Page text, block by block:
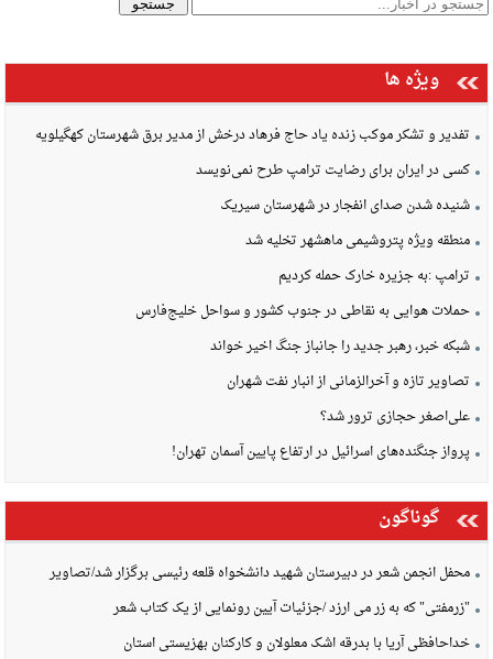
ویژه ها
تفدیر و تشکر موکب زنده یاد حاج فرهاد درخش از مدیر برق شهرستان کهگیلویه
کسی در ایران برای رضایت ترامپ طرح نمی‌نویسد
شنیده شدن صدای انفجار در شهرستان سیریک
منطقه ویژه پتروشیمی ماهشهر تخلیه شد
ترامپ :به جزیره خارک حمله کردیم
حملات هوایی به نقاطی در جنوب کشور و سواحل خلیج‌فارس
شبکه خبر، رهبر جدید را جانباز جنگ اخیر خواند
تصاویر تازه و آخرالزمانی از انبار نفت شهران
علی‌اصغر حجازی ترور شد؟
پرواز جنگنده‌های اسرائیل در ارتفاع پایین آسمان تهران!
گوناگون
محفل انجمن شعر در دبیرستان شهید دانشخواه قلعه رئیسی برگزار شد/تصاویر
"زرمفتی" که به زر می ارزد /جزئیات آیین رونمایی از یک کتاب شعر
خداحافظی آریا با بدرقه اشک معلولان و کارکنان بهزیستی استان